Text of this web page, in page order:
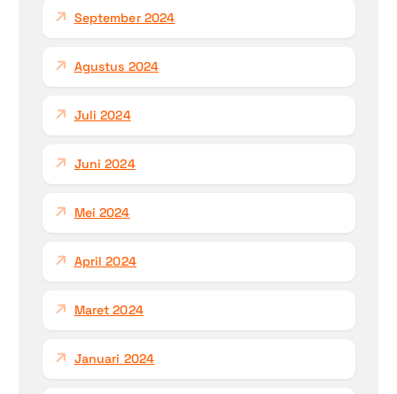
September 2024
Agustus 2024
Juli 2024
Juni 2024
Mei 2024
April 2024
Maret 2024
Januari 2024